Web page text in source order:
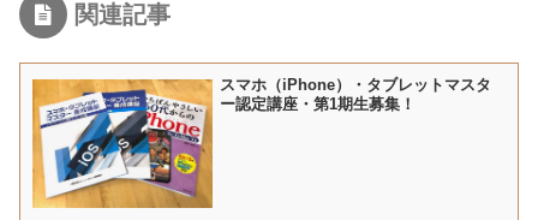
関連記事
スマホ（iPhone）・タブレットマスタ
ー認定講座・第1期生募集！